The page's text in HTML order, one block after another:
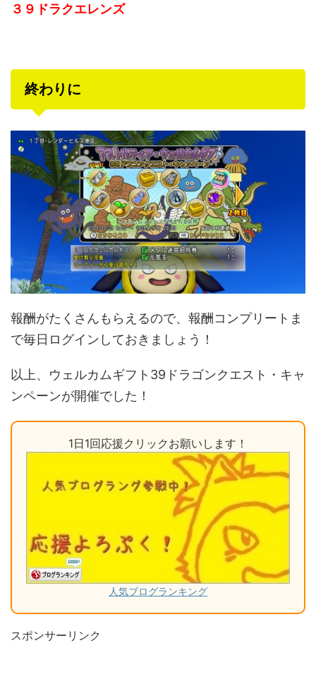
３９ドラクエレンズ
終わりに
報酬がたくさんもらえるので、報酬コンプリートま
で毎日ログインしておきましょう！
以上、ウェルカムギフト39ドラゴンクエスト・キャ
ンペーンが開催でした！
1日1回応援クリックお願いします！
人気ブログランキング
スポンサーリンク